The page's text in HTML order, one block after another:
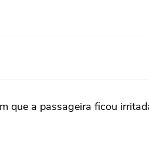
que a passageira ficou